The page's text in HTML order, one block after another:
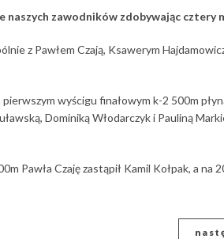
zawodników zdobywając cztery
z Pawłem Czają, Ksawerym
wyścigu finałowym k-2 500m
Dominiką Włodarczyk i Pauliną
Pawła Czaję zastąpił Kamil Kołpak, a na